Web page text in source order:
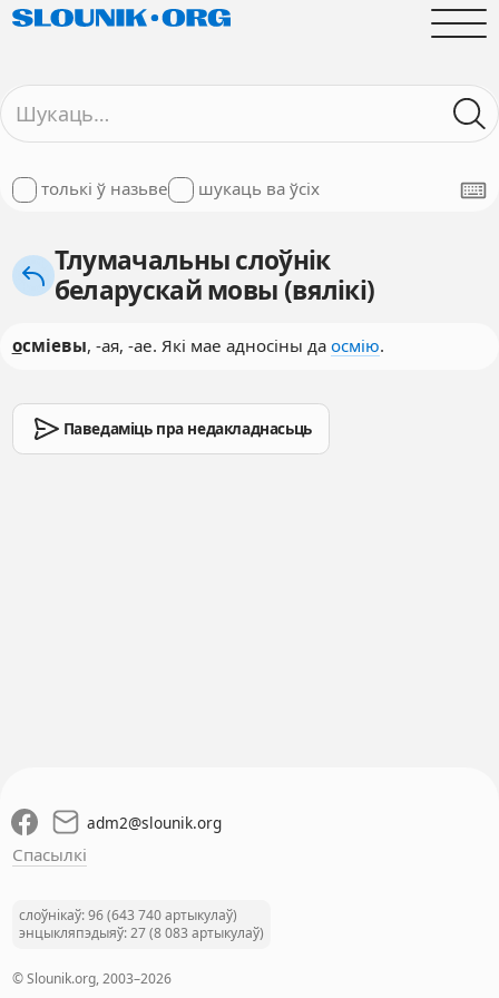
толькі ў назьве шукаць ва ўсіх
Тлумачальны слоўнік
беларускай мовы (вялікі)
осміевы, -ая, -ае. Які мае адносіны да осмію.
Паведаміць пра недакладнасьць
adm2@slounik.org
Спасылкі
слоўнікаў: 96 (643 740 артыкулаў)
энцыкляпэдыяў: 27 (8 083 артыкулаў)
© Slounik.org, 2003–2026